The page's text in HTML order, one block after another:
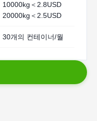
10000kg＜2.8USD
20000kg＜2.5USD
30개의 컨테이너/월